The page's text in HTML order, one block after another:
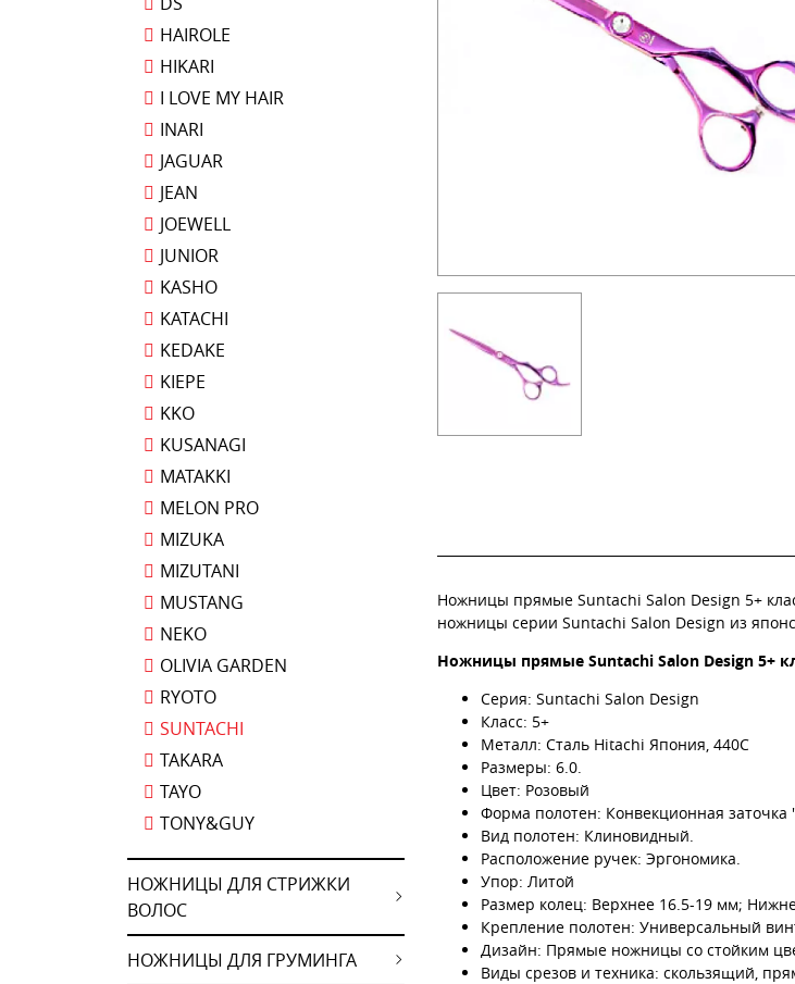
HAIROLE
HIKARI
I LOVE MY HAIR
INARI
JAGUAR
JEAN
JOEWELL
JUNIOR
KASHO
KATACHI
KEDAKE
KIEPE
KKO
KUSANAGI
MATAKKI
MELON PRO
MIZUKA
MIZUTANI
MUSTANG
NEKO
OLIVIA GARDEN
RYOTO
SUNTACHI
TAKARA
TAYO
TONY&GUY
НОЖНИЦЫ ДЛЯ СТРИЖКИ
ВОЛОС
НОЖНИЦЫ ДЛЯ ГРУМИНГА
Ножницы прямые Suntachi Salon Design 5+
ножницы серии Suntachi Salon Design из
Ножницы прямые Suntachi Salon Design 5+
Серия: Suntachi Salon Design
Класс: 5+
Металл: Сталь Hitachi Япония, 440C
Размеры: 6.0.
Цвет: Розовый
Форма полотен: Конвекционная заточка
Вид полотен: Клиновидный.
Расположение ручек: Эргономика.
Упор: Литой
Размер колец: Верхнее 16.5-19 мм;
Крепление полотен: Универсальный
Дизайн: Прямые ножницы со стойким
Виды срезов и техника: скользящий,